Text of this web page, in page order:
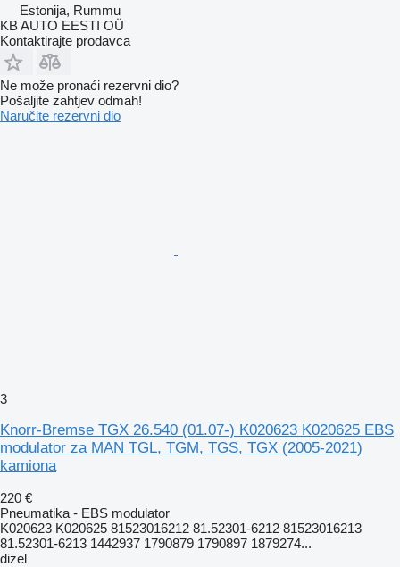
Estonija, Rummu
KB AUTO EESTI OÜ
Kontaktirajte prodavca
Ne može pronaći rezervni dio?
Pošaljite zahtjev odmah!
Naručite rezervni dio
3
Knorr-Bremse TGX 26.540 (01.07-) K020623 K020625 EBS
modulator za MAN TGL, TGM, TGS, TGX (2005-2021)
kamiona
220 €
Pneumatika - EBS modulator
K020623 K020625 81523016212 81.52301-6212 81523016213
81.52301-6213 1442937 1790879 1790897 1879274...
dizel